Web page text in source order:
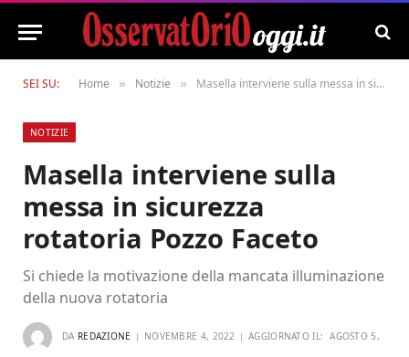
SEI SU: Home » Notizie » Masella interviene sulla messa in sicurezza rotatoria Pozzo Faceto
NOTIZIE
Masella interviene sulla
messa in sicurezza
rotatoria Pozzo Faceto
Si chiede la motivazione della mancata illuminazione
della nuova rotatoria
DA REDAZIONE NOVEMBRE 4, 2022 AGGIORNATO IL: AGOSTO 5,